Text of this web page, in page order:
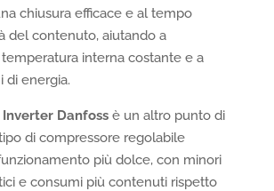
chiusura efficace e al tempo
del contenuto, aiutando a
interna costante e a
di energia.
Inverter Danfossè un altro punto di
di compressore regolabile
più dolce, con minori
e consumi più contenuti rispetto